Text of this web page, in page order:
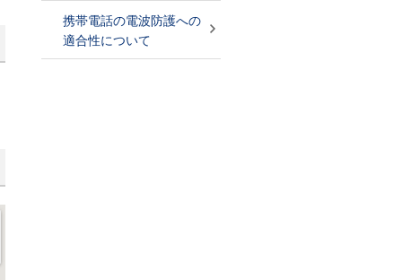
携帯電話の電波防護への
適合性について